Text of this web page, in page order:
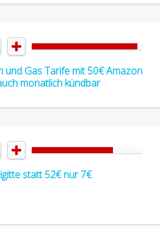

und Gas Tarife mit 50€ Amazon
monatlich kündbar

statt 52€ nur 7€